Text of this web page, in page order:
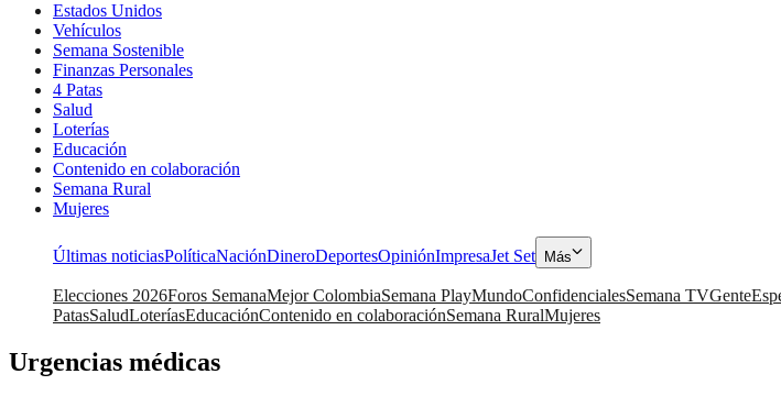
Estados Unidos
Vehículos
Semana Sostenible
Finanzas Personales
4 Patas
Salud
Loterías
Educación
Contenido en colaboración
Semana Rural
Mujeres
Últimas noticiasPolíticaNaciónDineroDeportesOpiniónImpresaJet Set Más
Elecciones 2026Foros SemanaMejor ColombiaSemana PlayMundoConfidencialesSemana TVGente
PatasSaludLoteríasEducaciónContenido en colaboraciónSemana RuralMujeres
Urgencias médicas